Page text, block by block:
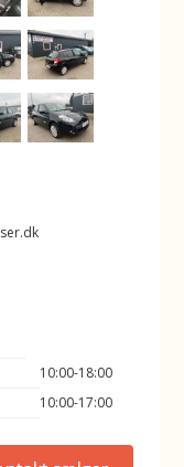
10:00-18:00
10:00-17:00